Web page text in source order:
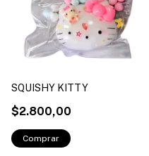
SQUISHY KITTY
$2.800,00